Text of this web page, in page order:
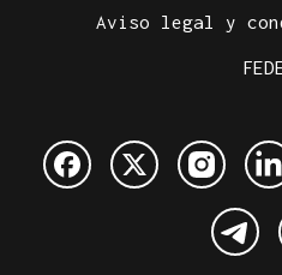
Aviso legal y